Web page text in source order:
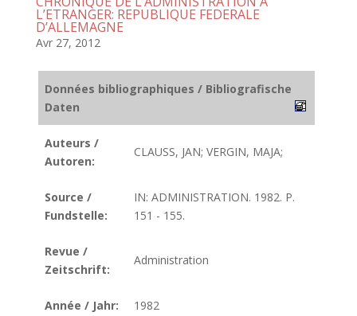
L’ETRANGER: REPUBLIQUE FEDERALE
D’ALLEMAGNE
Avr 27, 2012
Données bibliographiques / Bibliografische
Daten
Auteurs /
Autoren:
CLAUSS, JAN; VERGIN, MAJA;
Source /
Fundstelle:
IN: ADMINISTRATION. 1982. P.
151 - 155.
Revue /
Zeitschrift:
Administration
Année / Jahr: 1982